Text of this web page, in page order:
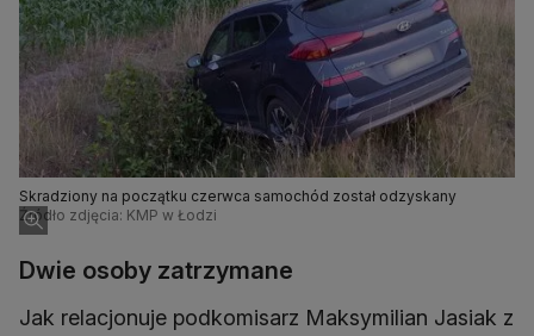
Skradziony na początku czerwca samochód został odzyskany
Źródło zdjęcia: KMP w Łodzi
Dwie osoby zatrzymane
Jak relacjonuje podkomisarz Maksymilian Jasiak z